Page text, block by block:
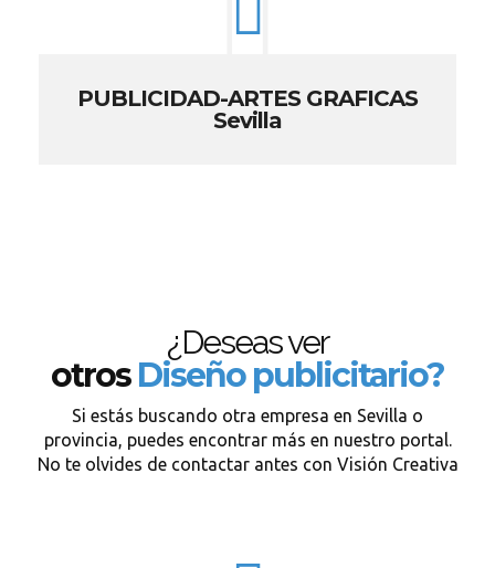
PUBLICIDAD-ARTES GRAFICAS
Sevilla
¿Deseas ver
otrosDiseño publicitario?
Si estás buscando otra empresa en Sevilla o
provincia, puedes encontrar más en nuestro portal.
No te olvides de contactar antes con Visión Creativa